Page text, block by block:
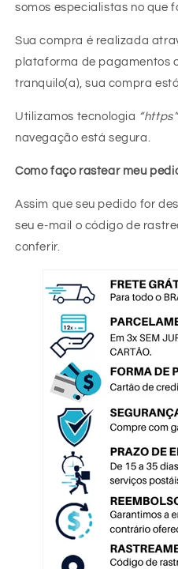
somos especialistas no que
Sua compra é realizada
plataforma de pagamentos
tranquilo(a), sua compra
Utilizamos tecnologia “https”
navegação está segura.
Como faço rastear meu
Assim que seu pedido for
seu e-mail o código de
conferir.